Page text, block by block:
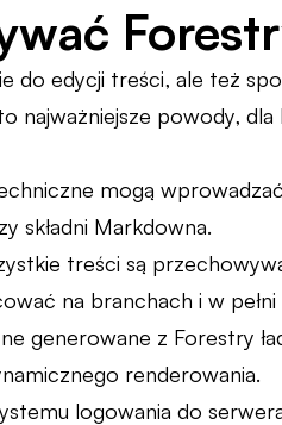
edycji treści, ale też
najważniejsze powody,
mogą
składni Markdowna.
treści są
na branchach i w
generowane z Forestry
renderowania.
logowania do